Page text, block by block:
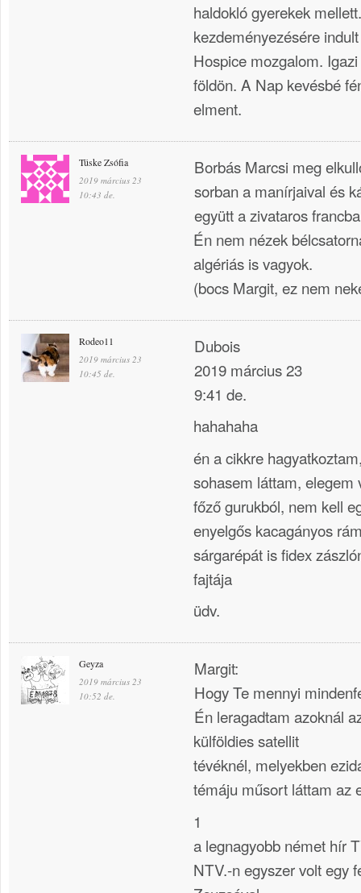
haldokló gyerekek
kezdeményezésére
Hospice mozgalom.
földön. A Nap kevésbé
elment.
Tüske Zsófia
2019 március 23
10:43 de.
Borbás Marcsi meg
sorban a manírjaival és
együtt a zivataros
Én nem nézek
algériás is vagyok.
(bocs Margit, ez nem
Rodeo11
2019 március 23
10:45 de.
Dubois
2019 március 23
9:41 de.
hahahaha
én a cikkre
sohasem láttam, elegem
főző gurukból, nem kell
enyelgős kacagányos
sárgarépát is fidex
fajtája
üdv.
Geyza
2019 március 23
10:52 de.
Margit:
Hogy Te mennyi
Én leragadtam azoknál
külföldies satellit
tévéknél, melyekben
témáju műsort láttam az
1
a legnagyobb német hír
NTV.-n egyszer volt egy